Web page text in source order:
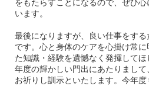
をもたらすことになるので、ぜひ
います。
最後になりますが、良い仕事をす
です。心と身体のケアを心掛け常
た知識・経験を遺憾なく発揮して
年度の輝かしい門出にあたりまし
お祈りし訓示といたします。今年